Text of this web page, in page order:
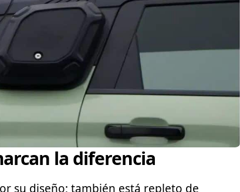
la diferencia
su diseño; también está repleto de